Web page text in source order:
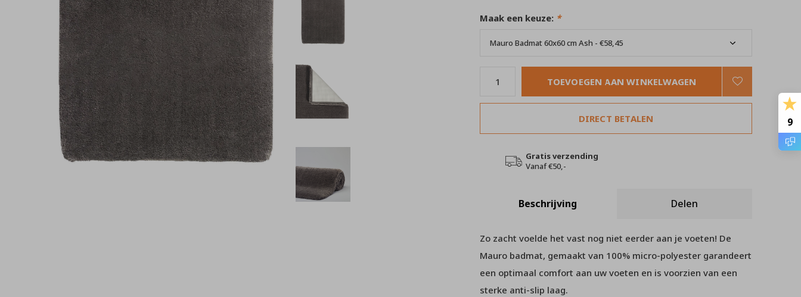
Maak een keuze: *
TOEVOEGEN AAN WINKELWAGEN
DIRECT BETALEN
Gratis verzending
Vanaf €50,-
Beschrijving Delen
Zo zacht voelde het vast nog niet eerder aan je voeten! De
Mauro badmat, gemaakt van 100% micro-polyester garandeert
een optimaal comfort aan uw voeten en is voorzien van een
sterke anti-slip laag.
9